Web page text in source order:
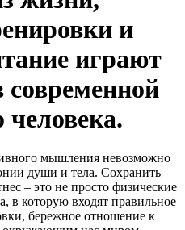
и
играют
мышления невозможно
души и тела. Сохранить
– это не просто физические
в которую входят правильное
бережное отношение к